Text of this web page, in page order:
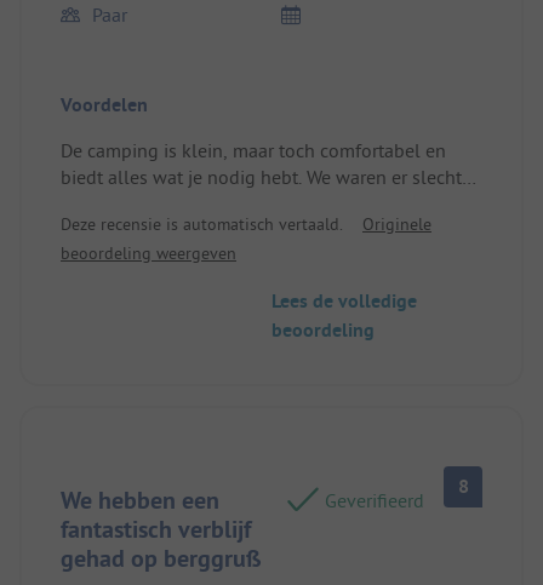
Paar
Voordelen
De camping is klein, maar toch comfortabel en
biedt alles wat je nodig hebt. We waren er slechts
geslapen!
Standplaats/Huuraccommodatie: De vriendelijke
Deze recensie is automatisch vertaald.
Originele
beoordeling weergeven
Lees de volledige
beoordeling
We hebben een
fantastisch verblijf
gehad op berggruß
Geverifieerd
8